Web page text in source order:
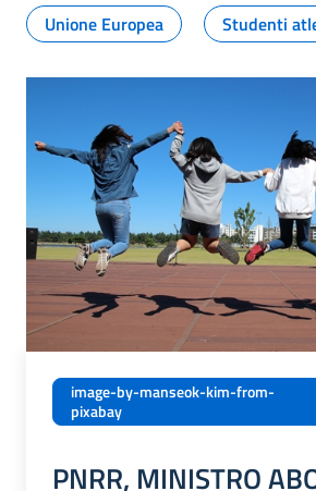
Unione Europea Studenti
image-by-manseok-kim-from-
pixabay
PNRR, MINISTRO